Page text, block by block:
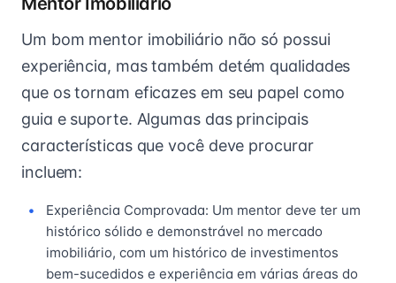
Um bom mentor imobiliário não só possui
experiência, mas também detém qualidades
que os tornam eficazes em seu papel como
guia e suporte. Algumas das principais
características que você deve procurar
incluem:
Experiência Comprovada: Um mentor deve ter um
histórico sólido e demonstrável no mercado
imobiliário, com um histórico de investimentos
bem-sucedidos e experiência em várias áreas do